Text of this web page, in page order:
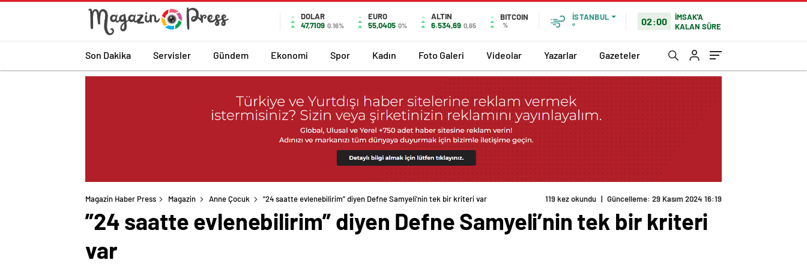
DOLAR
47,7109 0.16%
EURO
55,0405 0%
ALTIN
6.534,69 0,65
BITCOIN
%
İSTANBUL
°
02:00
İMSAK'A
KALAN SÜRE
Son Dakika Servisler Gündem Ekonomi Spor Kadın Foto Galeri Videolar Yazarlar Gazeteler
Magazin Haber Press Magazin Anne Çocuk ”24 saatte evlenebilirim” diyen Defne Samyeli’nin tek bir kriteri var
”24 saatte evlenebilirim” diyen Defne Samyeli’nin tek bir kriteri
var